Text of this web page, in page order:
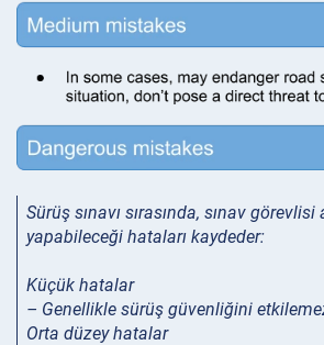
Sürüş sınavı sırasında, sınav görevlisi
yapabileceği hataları kaydeder:
Küçük hatalar
– Genellikle sürüş güvenliğini
Orta düzey hatalar